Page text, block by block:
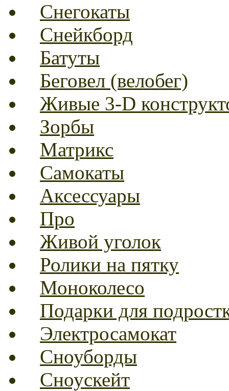
Снегокаты
Снейкборд
Батуты
Беговел (велобег)
Живые 3-D
Зорбы
Матрикс
Самокаты
Аксессуары
Про
Живой уголок
Ролики на пятку
Моноколесо
Подарки для
Электросамокат
Сноуборды
Сноускейт